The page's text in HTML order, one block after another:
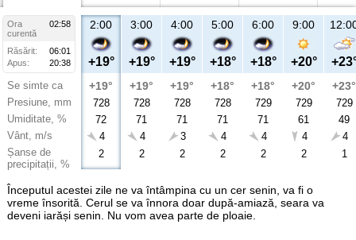
Ora
02:58
curentă
Răsărit:
06:01
Apus:
20:38
Se simte ca
Presiune, mm
Umiditate, %
Vânt, m/s
Șanse de
precipitații, %
2:00
+19°
+19°
728
72
4
2
3:00
+19°
+19°
728
71
4
2
4:00
+19°
+19°
728
71
3
2
5:00
+18°
+18°
728
71
4
2
6:00
+18°
+18°
729
71
4
2
9:00
+20°
+20°
729
61
4
2
+23°
729
49
4
1
Începutul acestei zile ne va întâmpina cu un cer senin, va fi o
vreme însorită. Cerul se va înnora doar după-amiază, seara va
deveni iarăși senin. Nu vom avea parte de ploaie.